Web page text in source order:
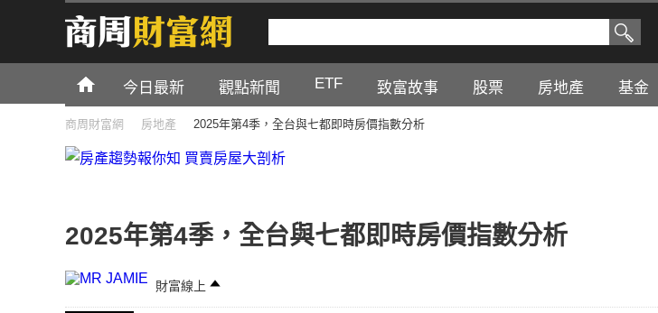
今日最新 觀點新聞 ETF 致富故事 股票 房地產 基金
商周財富網 房地產 2025年第4季，全台與七都即時房價指數分析
2025年第4季，全台與七都即時房價指數分析
財富線上